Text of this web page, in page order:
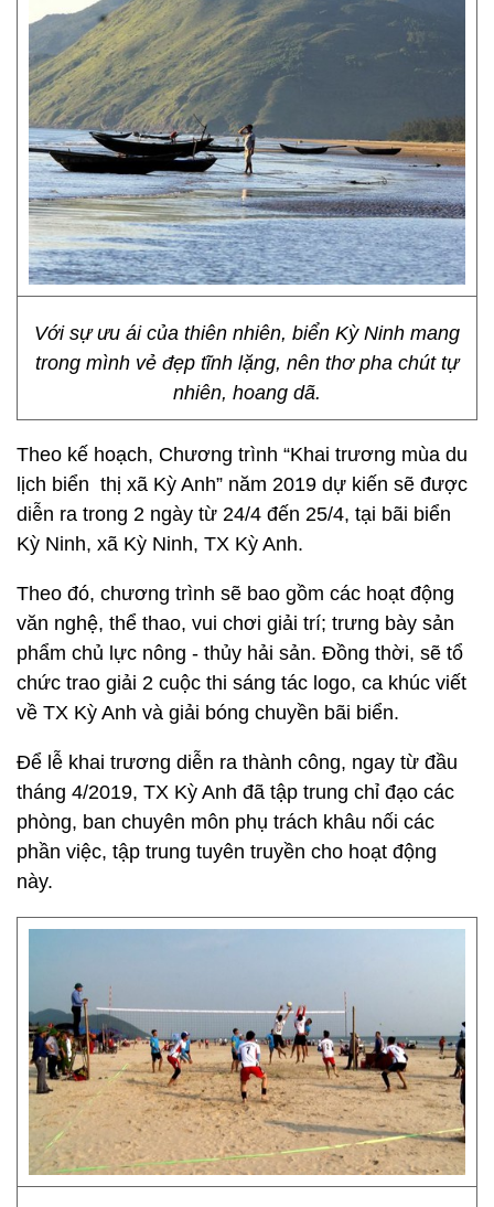
Với sự ưu ái của thiên nhiên, biển Kỳ Ninh mang
trong mình vẻ đẹp tĩnh lặng, nên thơ pha chút tự
nhiên, hoang dã.
Theo kế hoạch, Chương trình “Khai trương mùa du
lịch biển thị xã Kỳ Anh” năm 2019 dự kiến sẽ được
diễn ra trong 2 ngày từ 24/4 đến 25/4, tại bãi biển
Kỳ Ninh, xã Kỳ Ninh, TX Kỳ Anh.
Theo đó, chương trình sẽ bao gồm các hoạt động
văn nghệ, thể thao, vui chơi giải trí; trưng bày sản
phẩm chủ lực nông - thủy hải sản. Đồng thời, sẽ tổ
chức trao giải 2 cuộc thi sáng tác logo, ca khúc viết
về TX Kỳ Anh và giải bóng chuyền bãi biển.
Để lễ khai trương diễn ra thành công, ngay từ đầu
tháng 4/2019, TX Kỳ Anh đã tập trung chỉ đạo các
phòng, ban chuyên môn phụ trách khâu nối các
phần việc, tập trung tuyên truyền cho hoạt động
này.